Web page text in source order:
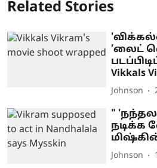
Related Stories
’லைட்
Vikkals
Johnson
"
நடிக்க
மிஷ்கின்
Johnson